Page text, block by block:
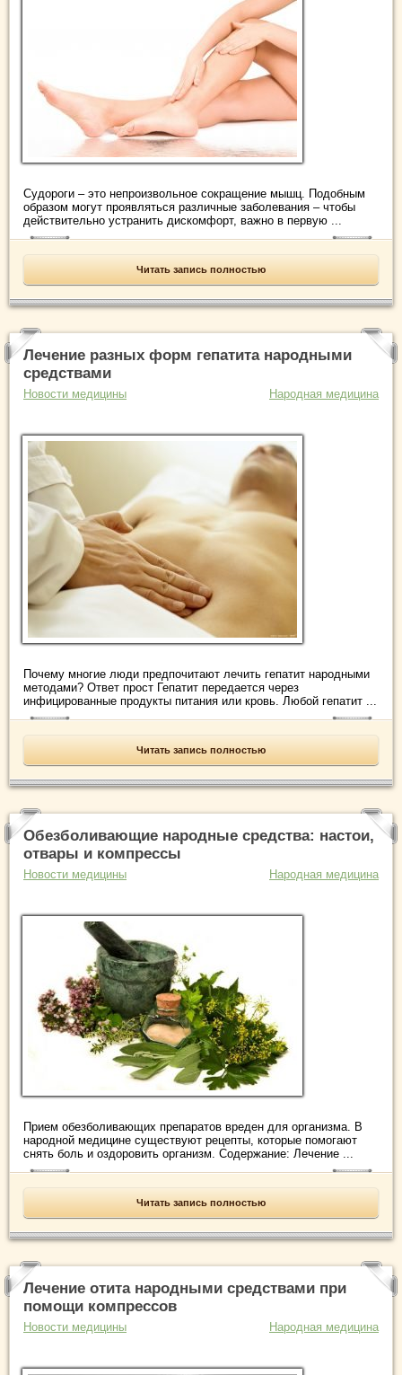
Судороги – это непроизвольное сокращение мышц. Подобным
образом могут проявляться различные заболевания – чтобы
действительно устранить дискомфорт, важно в первую ...
Читать запись полностью
Лечение разных форм гепатита народными
средствами
Новости медицины Народная медицина
Почему многие люди предпочитают лечить гепатит народными
методами? Ответ прост Гепатит передается через
инфицированные продукты питания или кровь. Любой гепатит ...
Читать запись полностью
Обезболивающие народные средства: настои,
отвары и компрессы
Новости медицины Народная медицина
Прием обезболивающих препаратов вреден для организма. В
народной медицине существуют рецепты, которые помогают
снять боль и оздоровить организм. Содержание: Лечение ...
Читать запись полностью
Лечение отита народными средствами при
помощи компрессов
Новости медицины Народная медицина